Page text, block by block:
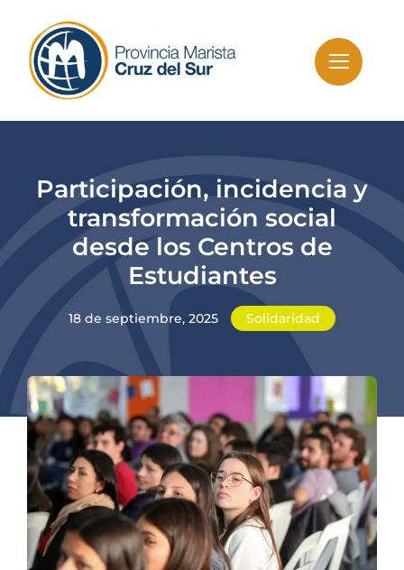
content
Participación, incidencia y
transformación social
desde los Centros de
Estudiantes
18 de septiembre, 2025 Solidaridad